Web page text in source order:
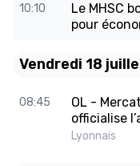
10:10
Le MHSC
pour
Vendredi 18
08:45
OL -
officialise
Lyonnais